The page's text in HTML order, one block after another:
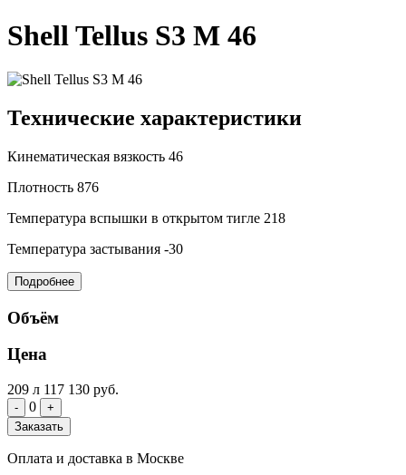
Shell Tellus S3 M 46
Технические характеристики
Кинематическая вязкость 46
Плотность 876
Температура вспышки в открытом тигле 218
Температура застывания -30
Подробнее
Объём
Цена
209 л 117 130 руб.
- 0
+
Заказать
Оплата и доставка в Москве